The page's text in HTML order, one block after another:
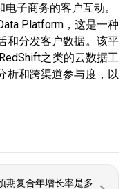
子商务的客户互动。
Platform，这是一种
和分发客户数据。该平
之类的云数据工
析和跨渠道参与度，以
期复合年增长率是多